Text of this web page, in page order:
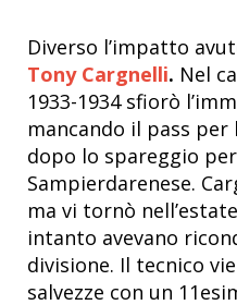
Diverso l’impatto
Tony Cargnelli. Nel
1933-1934 sfiorò
mancando il pass per
dopo lo spareggio
Sampierdarenese.
ma vi tornò
intanto avevano
divisione. Il tecnico
salvezze con un